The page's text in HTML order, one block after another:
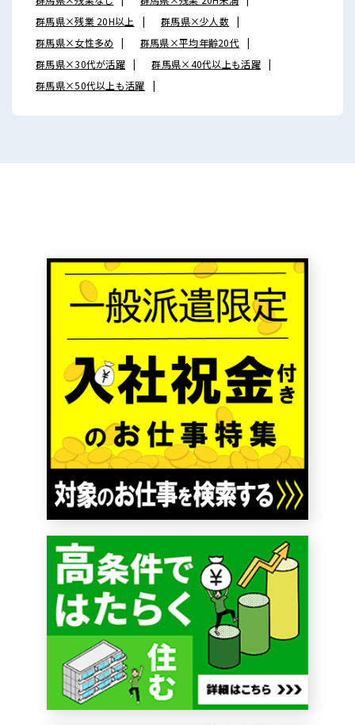
群馬県×残業 20H以上
群馬県×少人数
群馬県×女性多め
群馬県×平均年齢20代
群馬県×30代が活躍
群馬県×40代以上も活躍
群馬県×50代以上も活躍